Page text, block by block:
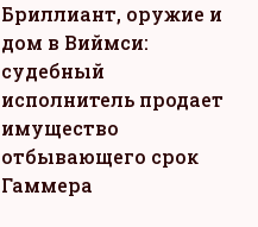
Бриллиант, оружие и
дом в Виймси:
судебный
исполнитель продает
имущество
отбывающего срок
Гаммера